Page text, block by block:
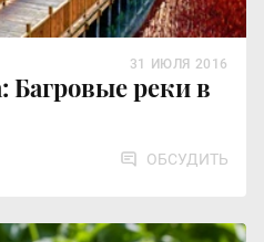
реки в
31 ИЮЛЯ 2016
ОБСУДИТЬ